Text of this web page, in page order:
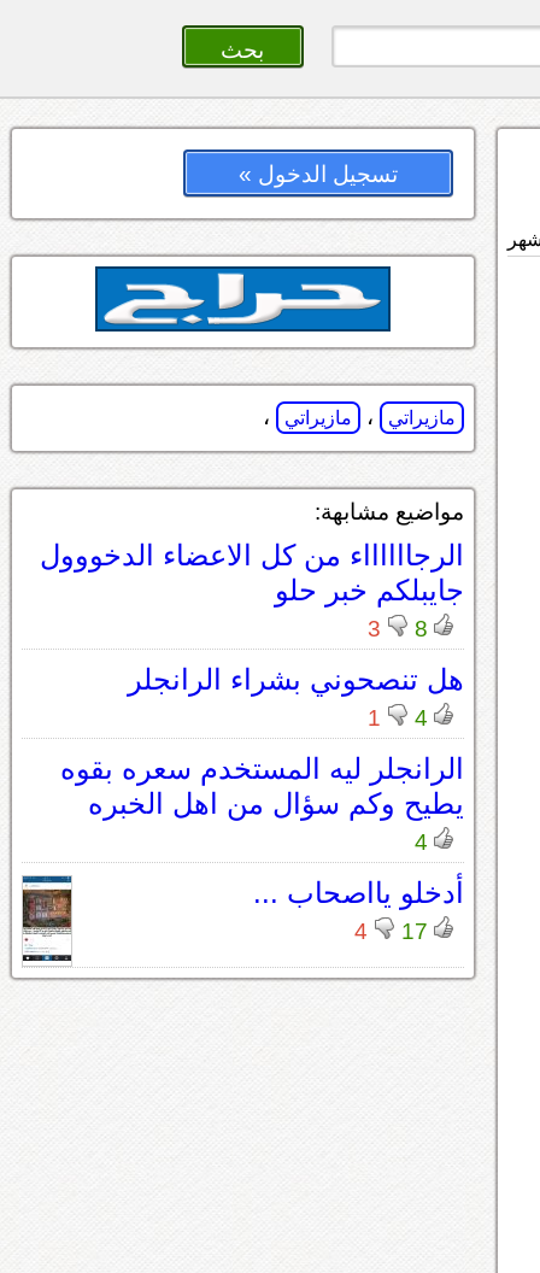
تسجيل الدخول »
مازيراتي ، مازيراتي ،
مواضيع مشابهة:
الرجااااااء من كل الاعضاء الدخووول
جايبلكم خبر حلو
8
3
هل تنصحوني بشراء الرانجلر
4
1
الرانجلر ليه المستخدم سعره بقوه
يطيح وكم سؤال من اهل الخبره
4
أدخلو يااصحاب ...
17
4